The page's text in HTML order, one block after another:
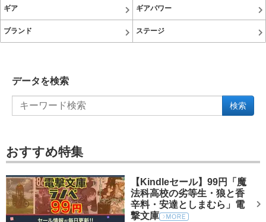
ギア ギアパワー
ブランド ステージ
データを検索
検索
おすすめ特集
【Kindleセール】99円「魔
法科高校の劣等生・狼と香
辛料・安達としまむら」電
撃文庫